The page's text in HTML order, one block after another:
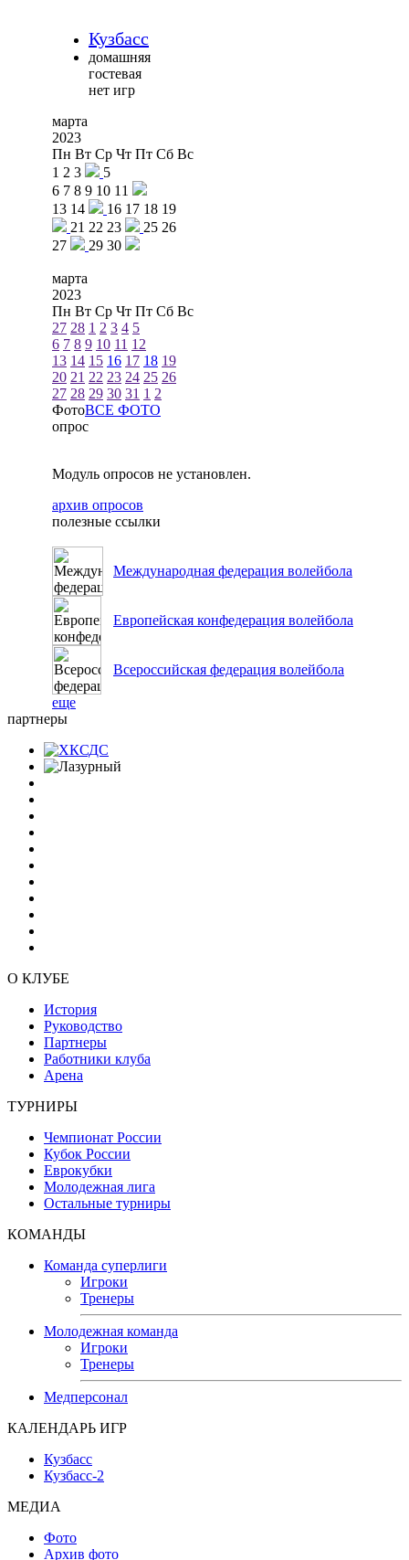
Кузбасс
домашняя
гостевая
нет игр
марта
2023
Пн Вт Ср Чт Пт Сб Вс
1 2 3
5
6 7 8 9 10 11
13 14 16 17 18 19
21 22 23 25 26
27
29 30
марта
2023
Пн Вт Ср Чт Пт Сб Вс
27 28 1 2 3 4 5
6 7 8 9 10 11 12
13 14 15 16 17 18 19
20 21 22 23 24 25 26
27 28 29 30 31 1 2
ФотоВСЕ ФОТО
опрос
Модуль опросов не установлен.
архив опросов
полезные ссылки
Международная федерация волейбола
Европейская конфедерация волейбола
Всероссийская федерация волейбола
еще
партнеры
О КЛУБЕ
История
Руководство
Партнеры
Работники клуба
Арена
ТУРНИРЫ
Чемпионат России
Кубок России
Еврокубки
Молодежная лига
Остальные турниры
КОМАНДЫ
Команда суперлиги
Игроки
Тренеры
Молодежная команда
Игроки
Тренеры
Медперсонал
КАЛЕНДАРЬ ИГР
Кузбасс
Кузбасс-2
МЕДИА
Фото
Архив фото